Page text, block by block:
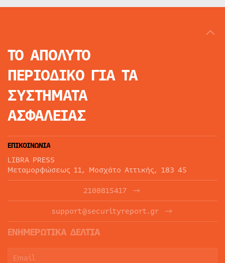
ΤΟ ΑΠΟΛΥΤΟ
ΠΕΡΙΟΔΙΚΟ ΓΙΑ ΤΑ
ΣΥΣΤΗΜΑΤΑ
ΑΣΦΑΛΕΙΑΣ
ΕΠΙΚΟΙΝΩΝΙΑ
LIBRA PRESS
Μεταμορφώσεως 11, Μοσχάτο Αττικής, 183 45
2108815417
support@securityreport.gr
ΕΝΗΜΕΡΩΤΙΚΑ ΔΕΛΤΙΑ